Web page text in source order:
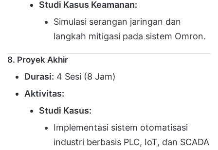
Studi Kasus Keamanan:
Simulasi serangan jaringan dan
langkah mitigasi pada sistem Omron.
8. Proyek Akhir
Durasi: 4 Sesi (8 Jam)
Aktivitas:
Studi Kasus:
Implementasi sistem otomatisasi
industri berbasis PLC, IoT, dan SCADA